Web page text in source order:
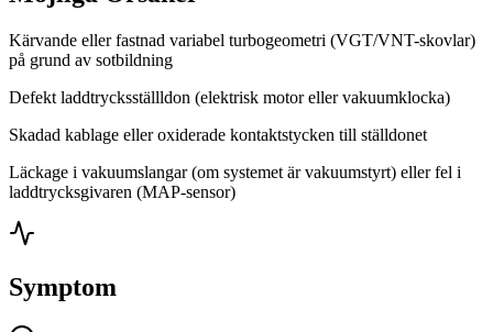
Kärvande eller fastnad variabel turbogeometri (VGT/VNT-skovlar)
på grund av sotbildning
Defekt laddtrycksställldon (elektrisk motor eller vakuumklocka)
Skadad kablage eller oxiderade kontaktstycken till ställdonet
Läckage i vakuumslangar (om systemet är vakuumstyrt) eller fel i
laddtrycksgivaren (MAP-sensor)
Symptom